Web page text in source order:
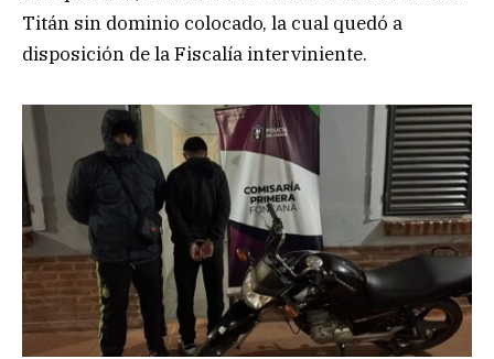
Titán sin dominio colocado, la cual quedó a
disposición de la Fiscalía interviniente.